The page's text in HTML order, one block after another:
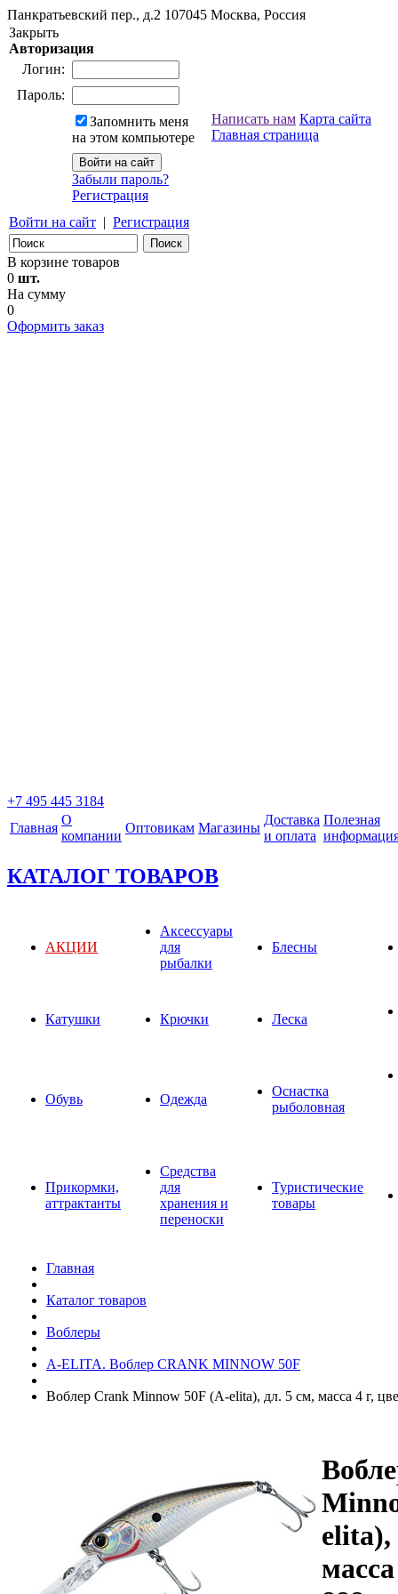
Панкратьевский пер., д.2 107045 Москва, Россия
Закрыть
Авторизация
Логин:
Пароль:
Запомнить меня
на этом компьютере
Забыли пароль?
Регистрация
Войти на сайт | Регистрация
Написать нам Карта сайта
Главная страница
В корзине товаров
0 шт.
На сумму
0
Оформить заказ
+7 495 445 3184
Главная
О
компании
Оптовикам Магазины
Доставка
и оплата
Полезная
КАТАЛОГ ТОВАРОВ
АКЦИИ
Аксессуары
для
рыбалки
Блесны
Катушки Крючки Леска
Обувь Одежда
Оснастка
рыболовная
Прикормки,
аттрактанты
Средства
для
хранения и
переноски
Туристические
товары
Главная
Каталог товаров
Воблеры
A-ELITA. Воблер CRANK MINNOW 50F
Воблер Crank Minnow 50F (A-elita), дл. 5 см, масса 4 г,
elita),